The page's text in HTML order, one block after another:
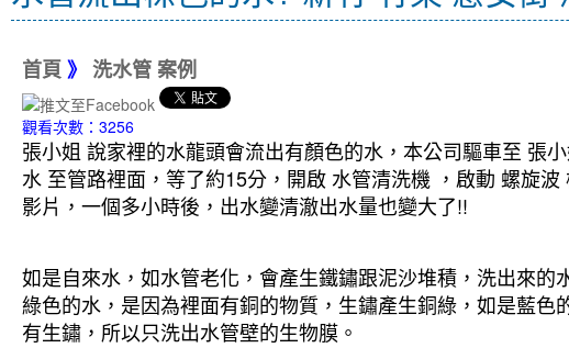
首頁 》 洗水管 案例
觀看次數：3256
張小姐 說家裡的水龍頭會流出有顏色的水，本公司驅車至 張
水 至管路裡面，等了約15分，開啟 水管清洗機 ，啟動 螺旋
影片，一個多小時後，出水變清澈出水量也變大了!!
如是自來水，如水管老化，會產生鐵鏽跟泥沙堆積，洗出來
綠色的水，是因為裡面有銅的物質，生鏽產生銅綠，如是藍
有生鏽，所以只洗出水管壁的生物膜。